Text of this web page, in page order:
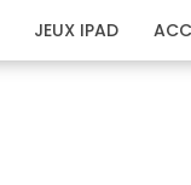
JEUX IPAD